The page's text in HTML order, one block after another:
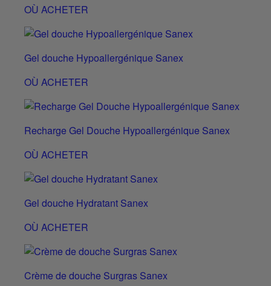
OÙ ACHETER
Gel douche Hypoallergénique Sanex
OÙ ACHETER
Recharge Gel Douche Hypoallergénique Sanex
OÙ ACHETER
Gel douche Hydratant Sanex
OÙ ACHETER
Crème de douche Surgras Sanex